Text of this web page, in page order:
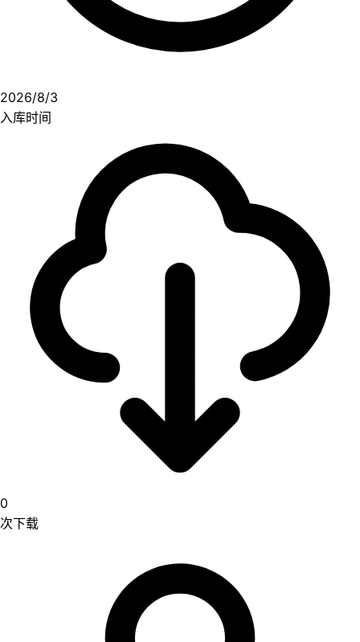
2026/8/3
入库时间
0
次下载